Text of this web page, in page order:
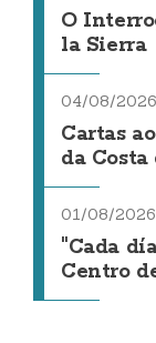
O
la Sierra
04/08/2026
Cartas
da
01/08/2026
"Cada
Centro